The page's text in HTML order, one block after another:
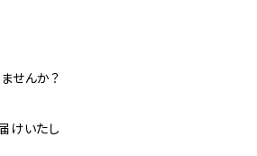
せんか？
けいたし